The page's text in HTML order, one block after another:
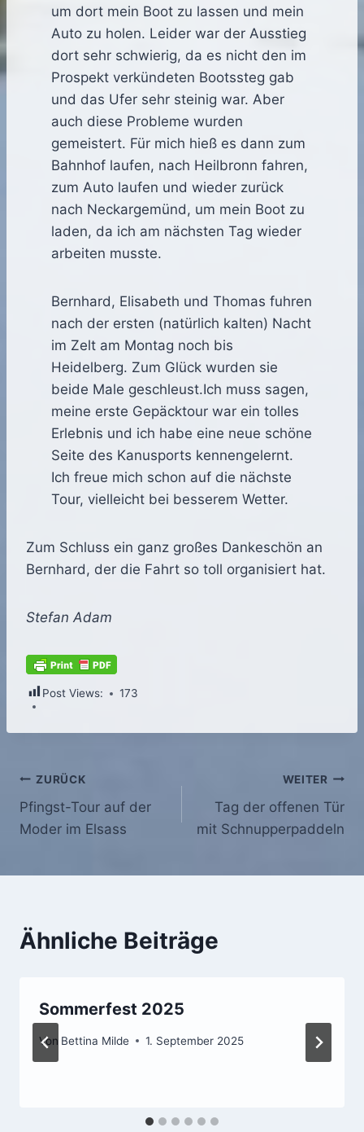
um dort mein Boot zu lassen und mein
Auto zu holen. Leider war der Ausstieg
dort sehr schwierig, da es nicht den im
Prospekt verkündeten Bootssteg gab
und das Ufer sehr steinig war. Aber
auch diese Probleme wurden
gemeistert. Für mich hieß es dann zum
Bahnhof laufen, nach Heilbronn fahren,
zum Auto laufen und wieder zurück
nach Neckargemünd, um mein Boot zu
laden, da ich am nächsten Tag wieder
arbeiten musste.
Bernhard, Elisabeth und Thomas fuhren
nach der ersten (natürlich kalten) Nacht
im Zelt am Montag noch bis
Heidelberg. Zum Glück wurden sie
beide Male geschleust.Ich muss sagen,
meine erste Gepäcktour war ein tolles
Erlebnis und ich habe eine neue schöne
Seite des Kanusports kennengelernt.
Ich freue mich schon auf die nächste
Tour, vielleicht bei besserem Wetter.
Zum Schluss ein ganz großes Dankeschön an
Bernhard, der die Fahrt so toll organisiert hat.
Stefan Adam
Post Views: 173
Beitragsnavigation
ZURÜCK
Pfingst-Tour auf der
Moder im Elsass
WEITER
Tag der offenen Tür
mit Schnupperpaddeln
Ähnliche Beiträge
Sommerfest 2025
Von Bettina Milde 1. September 2025